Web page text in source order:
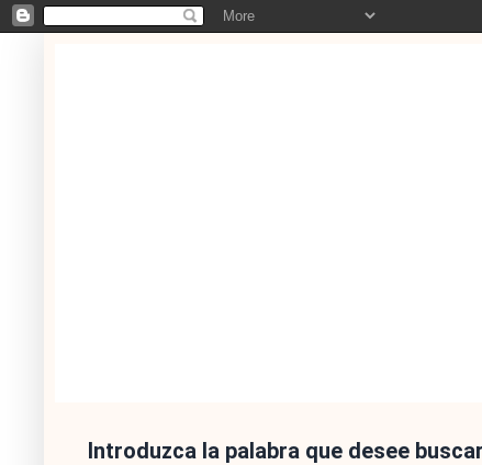
Introduzca la palabra que desee